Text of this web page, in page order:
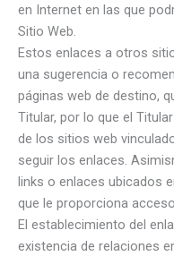
en Internet en las que
Sitio Web.
Estos enlaces a otros
una sugerencia o
páginas web de destino,
Titular, por lo que el
de los sitios web
seguir los enlaces.
links o enlaces ubicados
que le proporciona
El establecimiento del
existencia de relaciones